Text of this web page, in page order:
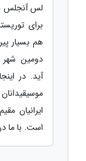
لس آنجلس
برای
هم بسیار
دومین شهر
آید. در
ایرانیان
است. با ما